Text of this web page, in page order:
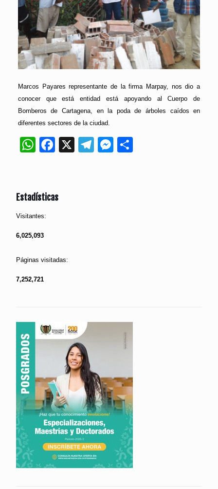
Marcos Payares representante de la firma Marpay, nos dio a
conocer que está entidad está apoyando al Cuerpo de
Bomberos de Cartagena, en la poda de árboles caídos en
diferentes sectores de la ciudad.
WhatsApp
Facebook
X Telegram
Messenger
Estadísticas
Visitantes:
6,025,093
Páginas visitadas:
7,252,721